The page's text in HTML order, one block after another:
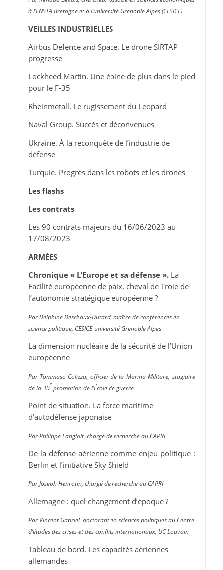
à l’ENSTA Bretagne et à l’université Grenoble Alpes (CESICE)
VEILLES INDUSTRIELLES
Airbus Defence and Space. Le drone SIRTAP
progresse
Lockheed Martin. Une épine de plus dans le pied
pour le F-35
Rheinmetall. Le rugissement du Leopard
Naval Group. Succès et déconvenues
Ukraine. À la reconquête de l’industrie de
défense
Turquie. Progrès dans les robots et les drones
Les flashs
Les contrats
Les 90 contrats majeurs du 16/06/2023 au
17/08/2023
ARMÉES
Chronique « L’Europe et sa défense ».La
Facilité européenne de paix, cheval de Troie de
l’autonomie stratégique européenne ?
Par Delphine Deschaux-Dutard, maître de conférences en
science politique, CESICE-université Grenoble Alpes
La dimension nucléaire de la sécurité de l’Union
européenne
Par Tommaso Colizza, officier de la Marina Militare, stagiaire
de la 30
e
promotion de l’École de guerre
Point de situation. La force maritime
d’autodéfense japonaise
Par Philippe Langloit, chargé de recherche au CAPRI
De la défense aérienne comme enjeu politique :
Berlin et l’initiative Sky Shield
Par Joseph Henrotin, chargé de recherche au CAPRI
Allemagne : quel changement d’époque ?
Par Vincent Gabriel, doctorant en sciences politiques au Centre
d’études des crises et des conflits internationaux, UC Louvain
Tableau de bord. Les capacités aériennes
allemandes